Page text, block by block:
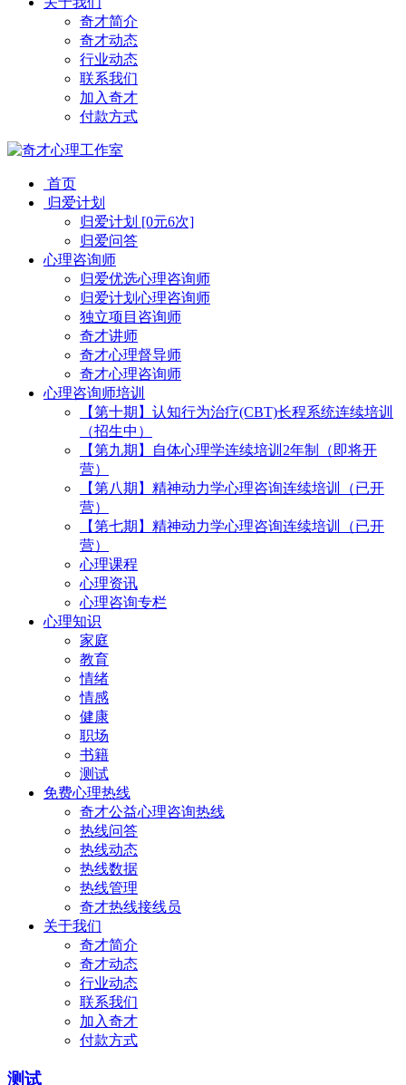
奇才简介
奇才动态
行业动态
联系我们
加入奇才
付款方式
首页
归爱计划
归爱计划 [0元6次]
归爱问答
心理咨询师
归爱优选心理咨询师
归爱计划心理咨询师
独立项目咨询师
奇才讲师
奇才心理督导师
奇才心理咨询师
心理咨询师培训
【第十期】认知行为治疗(CBT)长程系统连续培训
（招生中）
【第九期】自体心理学连续培训2年制（即将开
营）
【第八期】精神动力学心理咨询连续培训（已开
营）
【第七期】精神动力学心理咨询连续培训（已开
营）
心理课程
心理资讯
心理咨询专栏
心理知识
家庭
教育
情绪
情感
健康
职场
书籍
测试
免费心理热线
奇才公益心理咨询热线
热线问答
热线动态
热线数据
热线管理
奇才热线接线员
关于我们
奇才简介
奇才动态
行业动态
联系我们
加入奇才
付款方式
测试